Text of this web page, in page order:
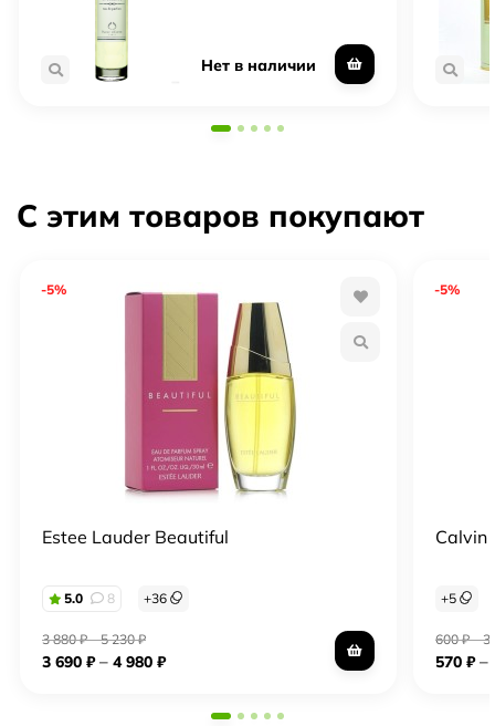
Нет в наличии
С этим товаров покупают
-5%
Estee Lauder Beautiful
5.0 8 +36
3 880₽–5 230₽
3 690 ₽– 4 980 ₽
-5%
Calvin
+5
600₽–3
570₽–